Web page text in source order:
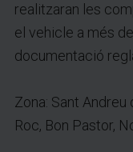
realitzaran les
el vehicle a més
documentació
Zona: Sant Andreu
Roc, Bon Pastor,